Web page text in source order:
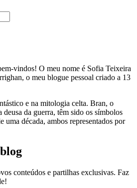
vindos! O meu nome é Sofia Teixeira
o meu blogue pessoal criado a 13
e na mitologia celta. Bran, o
da guerra, têm sido os símbolos
uma década, ambos representados por
conteúdos e partilhas exclusivas. Faz